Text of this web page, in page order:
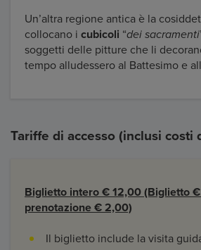
Un’altra regione antica è la
collocano i cubicoli “dei sacramenti
soggetti delle pitture che li
tempo alludessero al Battesimo e
Tariffe di accesso (inclusi costi
Biglietto intero € 12,00 (Biglietto
prenotazione € 2,00)
Il biglietto include la visita